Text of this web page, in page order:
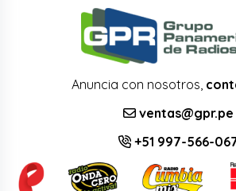
Anuncia con nosotros,
ventas@gpr.pe
+51 997-566-